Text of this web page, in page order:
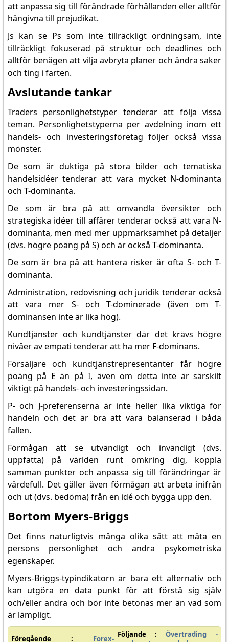
att anpassa sig till förändrade förhållanden eller alltför
hängivna till prejudikat.
Js kan se Ps som inte tillräckligt ordningsam, inte
tillräckligt fokuserad på struktur och deadlines och
alltför benägen att vilja avbryta planer och ändra saker
och ting i farten.
Avslutande tankar
Traders personlighetstyper tenderar att följa vissa
teman. Personlighetstyperna per avdelning inom ett
handels- och investeringsföretag följer också vissa
mönster.
De som är duktiga på stora bilder och tematiska
handelsidéer tenderar att vara mycket N-dominanta
och T-dominanta.
De som är bra på att omvandla översikter och
strategiska idéer till affärer tenderar också att vara N-
dominanta, men med mer uppmärksamhet på detaljer
(dvs. högre poäng på S) och är också T-dominanta.
De som är bra på att hantera risker är ofta S- och T-
dominanta.
Administration, redovisning och juridik tenderar också
att vara mer S- och T-dominerade (även om T-
dominansen inte är lika hög).
Kundtjänster och kundtjänster där det krävs högre
nivåer av empati tenderar att ha mer F-dominans.
Försäljare och kundtjänstrepresentanter får högre
poäng på E än på I, även om detta inte är särskilt
viktigt på handels- och investeringssidan.
P- och J-preferenserna är inte heller lika viktiga för
handeln och det är bra att vara balanserad i båda
fallen.
Förmågan att se utvändigt och invändigt (dvs.
uppfatta) på världen runt omkring dig, koppla
samman punkter och anpassa sig till förändringar är
värdefull. Det gäller även förmågan att arbeta inifrån
och ut (dvs. bedöma) från en idé och bygga upp den.
Bortom Myers-Briggs
Det finns naturligtvis många olika sätt att mäta en
persons personlighet och andra psykometriska
egenskaper.
Myers-Briggs-typindikatorn är bara ett alternativ och
kan utgöra en data punkt för att förstå sig själv
och/eller andra och bör inte betonas mer än vad som
är lämpligt.
Föregående : Forex- Följande :Övertrading -